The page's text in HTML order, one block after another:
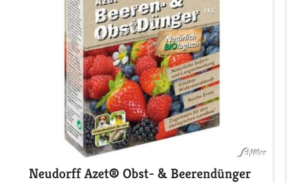
Neudorff Azet® Obst- & Beerendünger